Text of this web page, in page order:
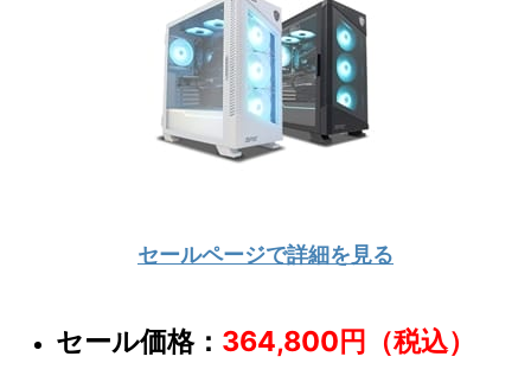
セールページで詳細を見る
セール価格： 364,800円（税込）